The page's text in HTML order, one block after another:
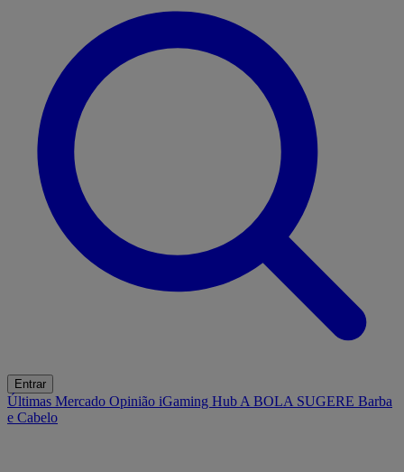
Entrar
Últimas Mercado Opinião iGaming Hub A BOLA SUGERE Barba
e Cabelo